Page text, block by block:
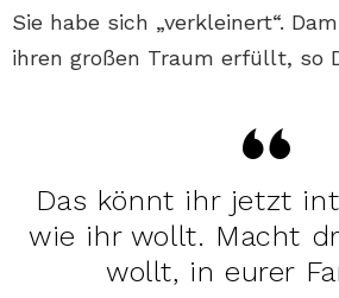
Sie habe sich „verkleinert“.
ihren großen Traum erfüllt, so
Das könnt ihr jetzt
wie ihr wollt. Macht
wollt, in eurer